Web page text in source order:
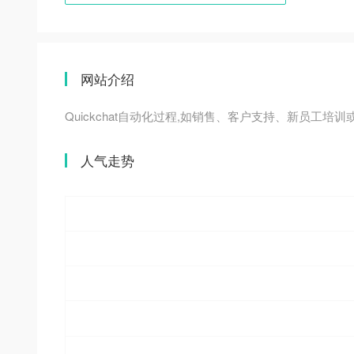
网站介绍
Quickchat自动化过程,如销售、客户支持、新员工培训
人气走势